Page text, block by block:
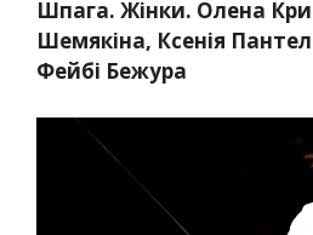
Шпага. Жінки. Олена
Шемякіна, Ксенія
Фейбі Бежура